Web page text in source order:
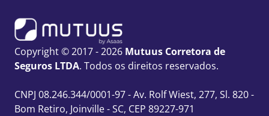
Copyright © 2017 - 2026 Mutuus Corretora de
Seguros LTDA. Todos os direitos reservados.
CNPJ 08.246.344/0001-97 - Av. Rolf Wiest, 277, Sl. 820 -
Bom Retiro, Joinville - SC, CEP 89227-971